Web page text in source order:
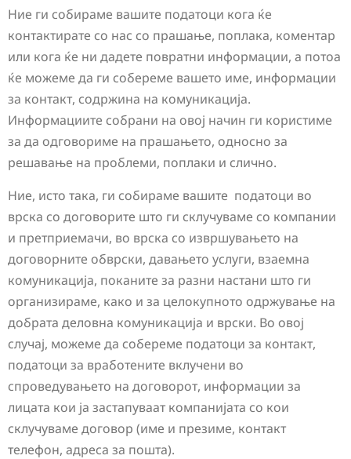
Ние ги собираме вашите податоци кога ќе
контактирате со нас со прашање, поплака, коментар
или кога ќе ни дадете повратни информации, а потоа
ќе можеме да ги собереме вашето име, информации
за контакт, содржина на комуникација.
Информациите собрани на овој начин ги користиме
за да одговориме на прашањето, односно за
решавање на проблеми, поплаки и слично.
Ние, исто така, ги собираме вашите податоци во
врска со договорите што ги склучуваме со компании
и претприемачи, во врска со извршувањето на
договорните обврски, давањето услуги, взаемна
комуникација, поканите за разни настани што ги
организираме, како и за целокупното одржување на
добрата деловна комуникација и врски. Во овој
случај, можеме да собереме податоци за контакт,
податоци за вработените вклучени во
спроведувањето на договорот, информации за
лицата кои ја застапуваат компанијата со кои
склучуваме договор (име и презиме, контакт
телефон, адреса за пошта).